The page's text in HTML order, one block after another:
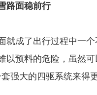
路面稳前行
就成了出行过程中一
以预料的危险，虽然
强大的四驱系统来得更